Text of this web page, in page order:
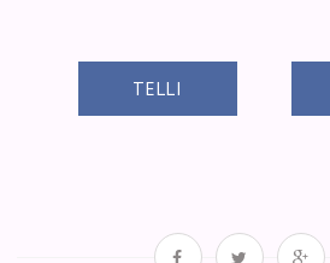
TELLI